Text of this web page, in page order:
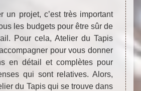
un projet, c’est très important
les budgets pour être sûr de
Pour cela, Atelier du Tapis
pour vous donner
en détail et complètes pour
qui sont relatives. Alors,
du Tapis qui se trouve dans